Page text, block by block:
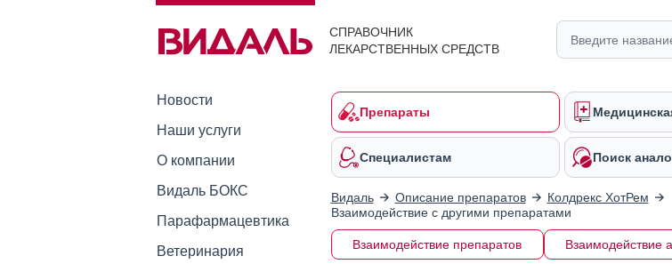
СПРАВОЧНИК
ЛЕКАРСТВЕННЫХ СРЕДСТВ
Новости
Наши услуги
О компании
Видаль БОКС
Парафармацевтика
Ветеринария
Препараты
Специалистам Поиск
Видаль Описание препаратов
Колдрекс ХотРем
Взаимодействие с другими препаратами
Взаимодействие препаратов Взаимодействие